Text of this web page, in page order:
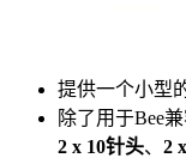
提供一个小型
除了用于Bee
2 x 10针头、 2